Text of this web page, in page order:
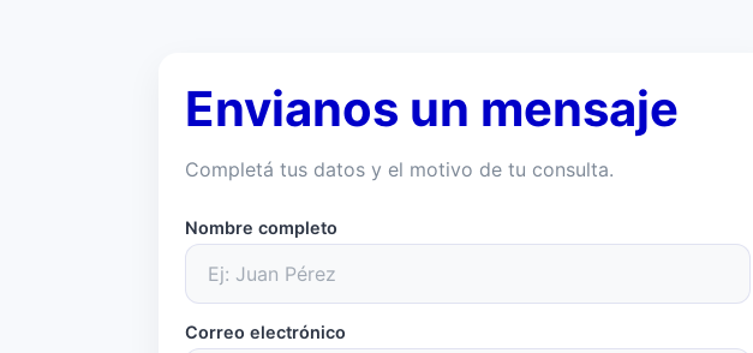
Envianos un mensaje
Completá tus datos y el motivo de tu consulta.
Nombre completo
Correo electrónico